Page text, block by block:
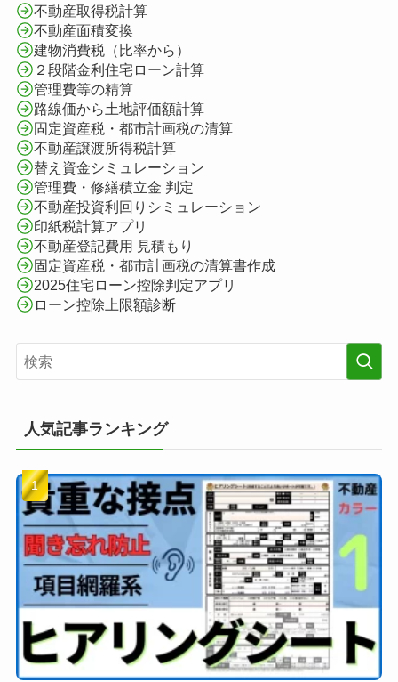
不動産取得税計算
不動産面積変換
建物消費税（比率から）
２段階金利住宅ローン計算
管理費等の精算
路線価から土地評価額計算
固定資産税・都市計画税の清算
不動産譲渡所得税計算
替え資金シミュレーション
管理費・修繕積立金 判定
不動産投資利回りシミュレーション
印紙税計算アプリ
不動産登記費用 見積もり
固定資産税・都市計画税の清算書作成
2025住宅ローン控除判定アプリ
ローン控除上限額診断
人気記事ランキング